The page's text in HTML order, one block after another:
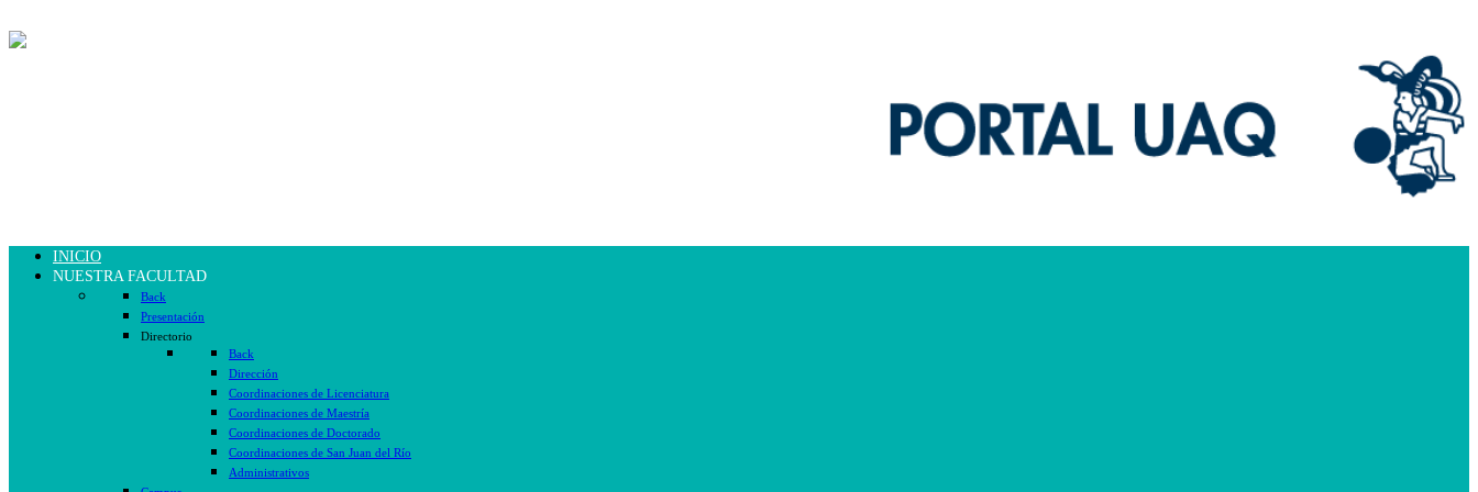
INICIO
NUESTRA FACULTAD
Back
Presentación
Directorio
Back
Dirección
Coordinaciones de Licenciatura
Coordinaciones de Maestría
Coordinaciones de Doctorado
Coordinaciones de San Juan del Río
Administrativos